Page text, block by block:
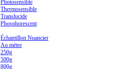
Photosensible
Thermosensible
Translucide
Phosphorescent
Échantillon Nuancier
Au mètre
250g
500g
800g